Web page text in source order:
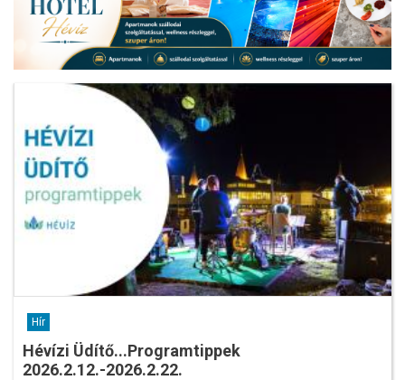
Hír
Hévízi Üdítő...Programtippek
2026.2.12.-2026.2.22.